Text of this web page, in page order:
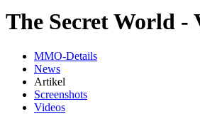
The Secret World -
MMO-Details
News
Artikel
Screenshots
Videos